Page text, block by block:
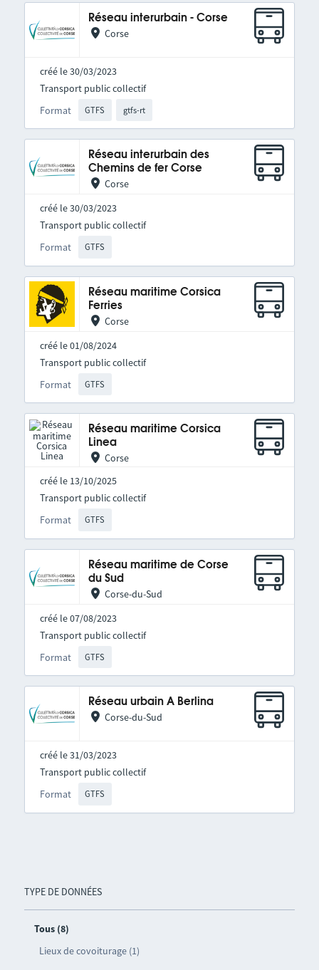
TYPE DE DONNÉES
Tous (8)
Lieux de covoiturage (1)
Réseau interurbain - Corse
Corse
créé le 30/03/2023
Format GTFS gtfs-rt
Transport public collectif
Réseau interurbain des
Chemins de fer Corse
Corse
créé le 30/03/2023
Format GTFS
Transport public collectif
Réseau maritime Corsica
Ferries
Corse
créé le 01/08/2024
Format GTFS
Transport public collectif
Réseau maritime Corsica
Linea
Corse
créé le 13/10/2025
Format GTFS
Transport public collectif
Réseau maritime de Corse
du Sud
Corse-du-Sud
créé le 07/08/2023
Format GTFS
Transport public collectif
Réseau urbain A Berlina
Corse-du-Sud
créé le 31/03/2023
Format GTFS
Transport public collectif